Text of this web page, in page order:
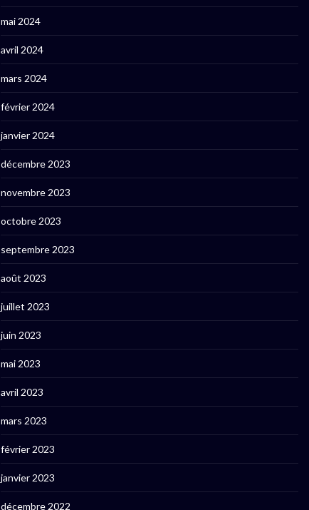
mai 2024
avril 2024
mars 2024
février 2024
janvier 2024
décembre 2023
novembre 2023
octobre 2023
septembre 2023
août 2023
juillet 2023
juin 2023
mai 2023
avril 2023
mars 2023
février 2023
janvier 2023
décembre 2022